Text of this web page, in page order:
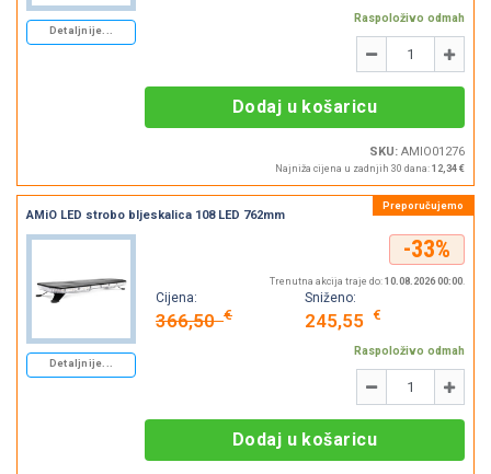
Detaljnije...
Raspoloživo odmah
- +
Dodaj u košaricu
SKU: AMIO01276
Najniža cijena u zadnjih 30 dana: 12,34 €
Detaljnije...
AMiO LED strobo bljeskalica 108 LED 762mm
-33%
Trenutna akcija traje do: 10.08.2026 00:00.
Cijena:
366,50€
Sniženo:
245,55 €
Raspoloživo odmah
- +
Dodaj u košaricu